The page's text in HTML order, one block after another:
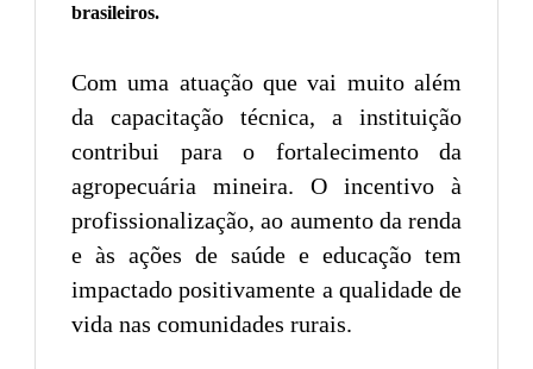
brasileiros.
Com uma atuação que vai muito além
da capacitação técnica, a instituição
contribui para o fortalecimento da
agropecuária mineira. O incentivo à
profissionalização, ao aumento da renda
e às ações de saúde e educação tem
impactado positivamente a qualidade de
vida nas comunidades rurais.